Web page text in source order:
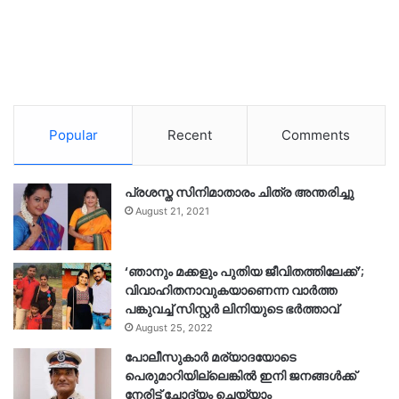
Popular Recent Comments
പ്രശസ്ത സിനിമാതാരം ചിത്ര അന്തരിച്ചു
August 21, 2021
‘ഞാനും മക്കളും പുതിയ ജീവിതത്തിലേക്ക്’;
വിവാഹിതനാവുകയാണെന്ന വാർത്ത
പങ്കുവച്ച് സിസ്റ്റർ ലിനിയുടെ ഭർത്താവ്
August 25, 2022
പോലീസുകാര്‍ മര്യാദയോടെ
പെരുമാറിയില്ലെങ്കില്‍ ഇനി ജനങ്ങള്‍ക്ക്
നേരിട്ട് ചോദ്യം ചെയ്യാം